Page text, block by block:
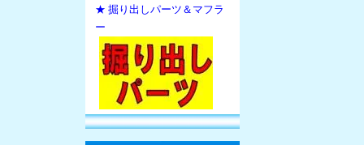
★ 掘り出しパーツ＆マフラ
ー